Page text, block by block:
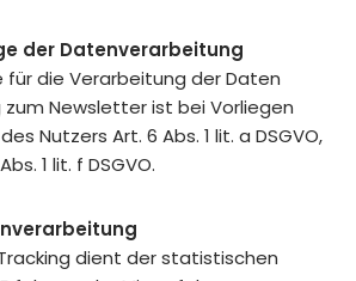
der Datenverarbeitung
für die Verarbeitung der Daten
Newsletter ist bei Vorliegen
Nutzers Art. 6 Abs. 1 lit. a DSGVO,
1 lit. f DSGVO.
dient der statistischen